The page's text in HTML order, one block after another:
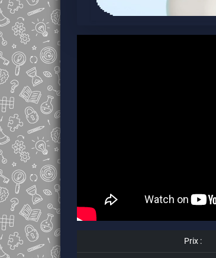
Prix :